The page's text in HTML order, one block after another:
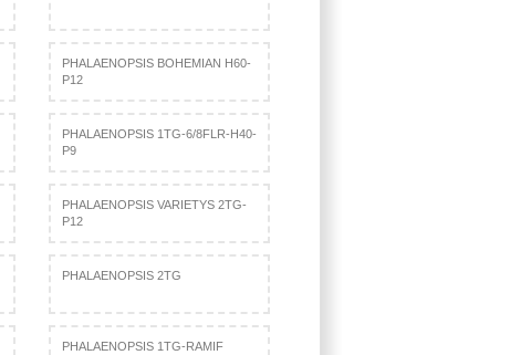
PHALAENOPSIS BOHEMIAN H60-
P12
PHALAENOPSIS 1TG-6/8FLR-H40-
P9
PHALAENOPSIS VARIETYS 2TG-
P12
PHALAENOPSIS 2TG
PHALAENOPSIS 1TG-RAMIF